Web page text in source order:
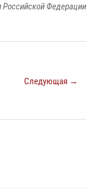
Российской Федерации
Следующая →